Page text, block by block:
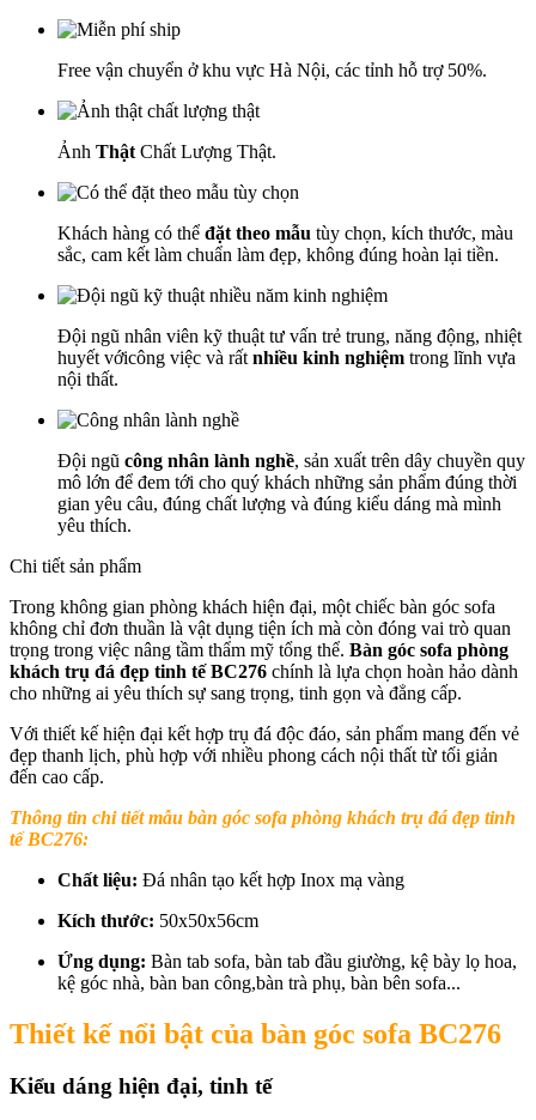
Free vận chuyển ở khu vực Hà Nội, các tỉnh hỗ trợ 50%.
Ảnh Thật Chất Lượng Thật.
Khách hàng có thể đặt theo mẫu tùy chọn, kích thước, màu
sắc, cam kết làm chuẩn làm đẹp, không đúng hoàn lại tiền.
Đội ngũ nhân viên kỹ thuật tư vấn trẻ trung, năng động, nhiệt
huyết vớicông việc và rất nhiều kinh nghiệm trong lĩnh vựa
nội thất.
Đội ngũ công nhân lành nghề, sản xuất trên dây chuyền quy
mô lớn để đem tới cho quý khách những sản phẩm đúng thời
gian yêu câu, đúng chất lượng và đúng kiểu dáng mà mình
yêu thích.
Chi tiết sản phẩm
Trong không gian phòng khách hiện đại, một chiếc bàn góc sofa
không chỉ đơn thuần là vật dụng tiện ích mà còn đóng vai trò quan
trọng trong việc nâng tầm thẩm mỹ tổng thể. Bàn góc sofa phòng
khách trụ đá đẹp tinh tế BC276 chính là lựa chọn hoàn hảo dành
cho những ai yêu thích sự sang trọng, tinh gọn và đẳng cấp.
Với thiết kế hiện đại kết hợp trụ đá độc đáo, sản phẩm mang đến vẻ
đẹp thanh lịch, phù hợp với nhiều phong cách nội thất từ tối giản
đến cao cấp.
Thông tin chi tiết mẫu bàn góc sofa phòng khách trụ đá đẹp tinh
tế BC276:
Chất liệu: Đá nhân tạo kết hợp Inox mạ vàng
Kích thước: 50x50x56cm
Ứng dụng: Bàn tab sofa, bàn tab đầu giường, kệ bày lọ hoa,
kệ góc nhà, bàn ban công,bàn trà phụ, bàn bên sofa...
Thiết kế nổi bật của bàn góc sofa BC276
Kiểu dáng hiện đại, tinh tế